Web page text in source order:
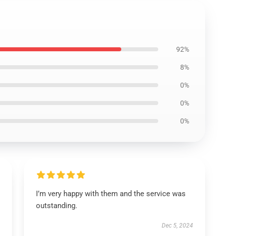
92%
8%
0%
0%
0%
I’m very happy with them and the service was
outstanding.
Dec 5, 2024